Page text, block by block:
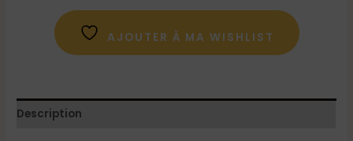
AJOUTER À MA WISHLIST
Description